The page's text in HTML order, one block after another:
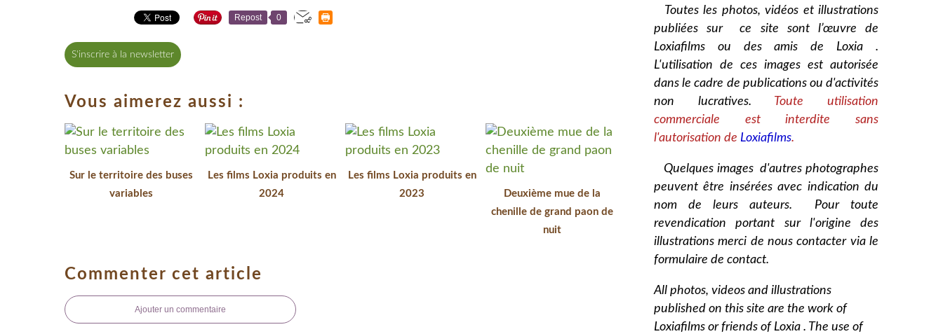
Repost 0
S'inscrire à la newsletter
Vous aimerez aussi :
Sur le territoire des buses
variables
Les films Loxia produits en
2024
Les films Loxia produits en
2023
Deuxième mue de la
chenille de grand paon de
nuit
Commenter cet article
Ajouter un commentaire
Toutes les photos, vidéos et illustrations
publiées sur ce site sont l’œuvre de
Loxiafilms ou des amis de Loxia .
L'utilisation de ces images est autorisée
dans le cadre de publications ou d'activités
non lucratives. Toute utilisation
commerciale est interdite sans
l'autorisation de Loxiafilms.
Quelques images d'autres photographes
peuvent être insérées avec indication du
nom de leurs auteurs. Pour toute
revendication portant sur l'origine des
illustrations merci de nous contacter via le
formulaire de contact.
All photos, videos and illustrations
published on this site are the work of
Loxiafilms or friends of Loxia . The use of